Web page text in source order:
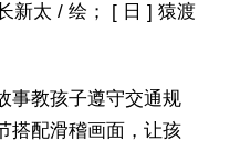
新太 / 绘； [ 日 ] 猿渡
事教孩子遵守交通规
搭配滑稽画面，让孩